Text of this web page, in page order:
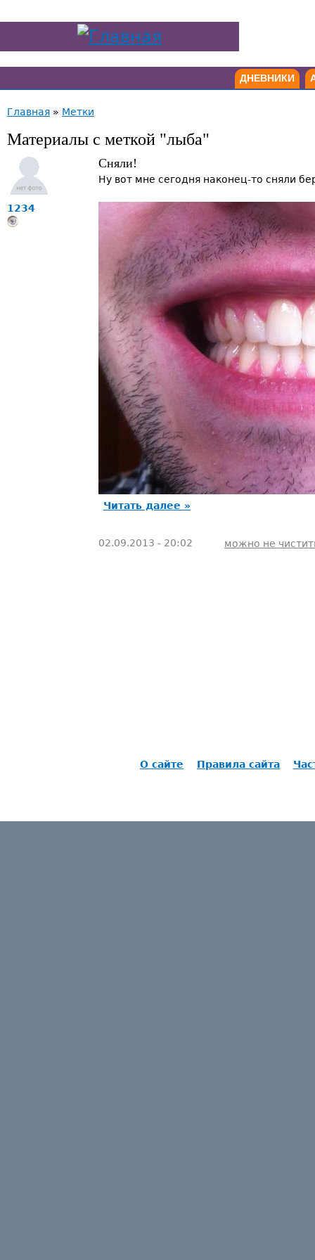
ДНЕВНИКИ
Главная » Метки
Материалы с меткой "лыба"
1234
Сняли!
Ну вот мне сегодня наконец-то сняли
Читать далее »
02.09.2013 - 20:02 можно не
О сайте Правила сайта